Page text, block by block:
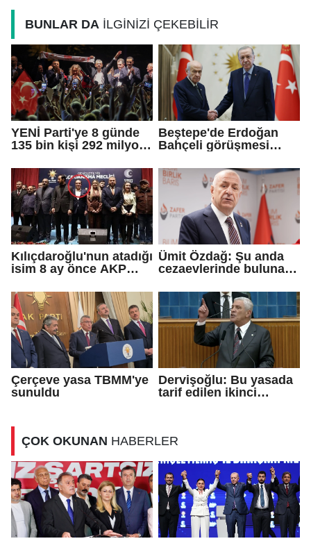
BUNLAR DA İLGİNİZİ ÇEKEBİLİR
YENİ Parti'ye 8 günde
135 bin kişi 292 milyon
Beştepe'de Erdoğan
Bahçeli görüşmesi
Kılıçdaroğlu'nun atadığı
isim 8 ay önce AKP
Ümit Özdağ: Şu anda
cezaevlerinde bulunan
ne?
Çerçeve yasa TBMM'ye
sunuldu
Dervişoğlu: Bu yasada
tarif edilen ikinci
ÇOK OKUNAN HABERLER